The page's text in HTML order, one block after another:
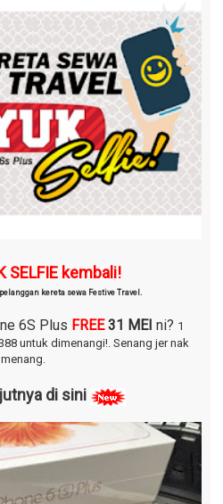
SELFIE kembali!
kereta sewa Festive Travel.
6S Plus FREE 31 MEI ni? 1
untuk dimenangi!. Senang jer nak
menang.
di sini